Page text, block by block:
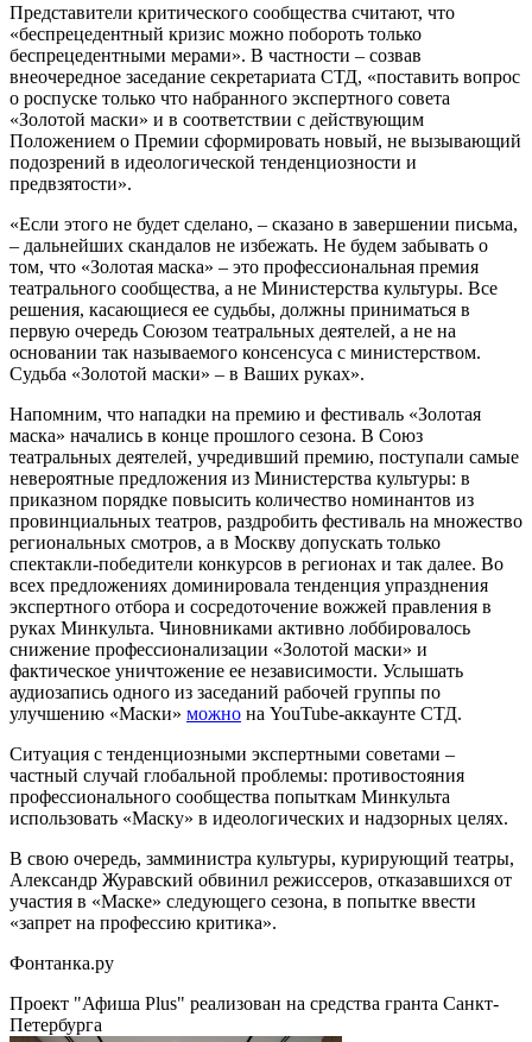
Представители критического сообщества считают, что
«беспрецедентный кризис можно побороть только
беспрецедентными мерами». В частности – созвав
внеочередное заседание секретариата СТД, «поставить вопрос
о роспуске только что набранного экспертного совета
«Золотой маски» и в соответствии с действующим
Положением о Премии сформировать новый, не вызывающий
подозрений в идеологической тенденциозности и
предвзятости».
«Если этого не будет сделано, – сказано в завершении письма,
– дальнейших скандалов не избежать. Не будем забывать о
том, что «Золотая маска» – это профессиональная премия
театрального сообщества, а не Министерства культуры. Все
решения, касающиеся ее судьбы, должны приниматься в
первую очередь Союзом театральных деятелей, а не на
основании так называемого консенсуса с министерством.
Судьба «Золотой маски» – в Ваших руках».
Напомним, что нападки на премию и фестиваль «Золотая
маска» начались в конце прошлого сезона. В Союз
театральных деятелей, учредивший премию, поступали самые
невероятные предложения из Министерства культуры: в
приказном порядке повысить количество номинантов из
провинциальных театров, раздробить фестиваль на множество
региональных смотров, а в Москву допускать только
спектакли-победители конкурсов в регионах и так далее. Во
всех предложениях доминировала тенденция упразднения
экспертного отбора и сосредоточение вожжей правления в
руках Минкульта. Чиновниками активно лоббировалось
снижение профессионализации «Золотой маски» и
фактическое уничтожение ее независимости. Услышать
аудиозапись одного из заседаний рабочей группы по
улучшению «Маски» можно на YouTube-аккаунте СТД.
Ситуация с тенденциозными экспертными советами –
частный случай глобальной проблемы: противостояния
профессионального сообщества попыткам Минкульта
использовать «Маску» в идеологических и надзорных целях.
В свою очередь, замминистра культуры, курирующий театры,
Александр Журавский обвинил режиссеров, отказавшихся от
участия в «Маске» следующего сезона, в попытке ввести
«запрет на профессию критика».
Фонтанка.ру
Проект "Афиша Plus" реализован на средства гранта Санкт-
Петербурга